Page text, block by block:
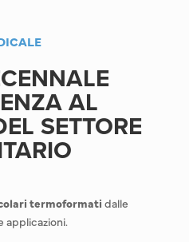
AL
SETTORE
termoformatidalle
applicazioni.